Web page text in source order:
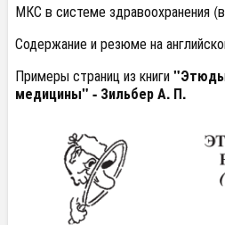
МКС в системе здравоохранения
Содержание и резюме на
Примеры страниц из книги"Этюды
медицины" - Зильбер А. П.